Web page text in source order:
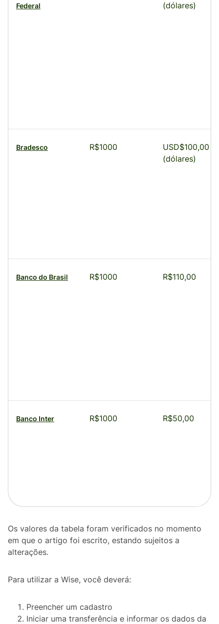
Federal
(dólares)
Bradesco R$1000
USD$100,00
(dólares)
Banco do Brasil R$1000 R$110,00
Banco Inter R$1000 R$50,00
Os valores da tabela foram verificados no momento
em que o artigo foi escrito, estando sujeitos a
alterações.
Para utilizar a Wise, você deverá:
Preencher um cadastro
Iniciar uma transferência e informar os dados da